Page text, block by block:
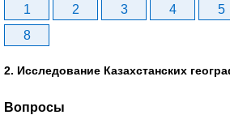
1 2 3 4 5
8
2. Исследование Казахстанских
Вопросы